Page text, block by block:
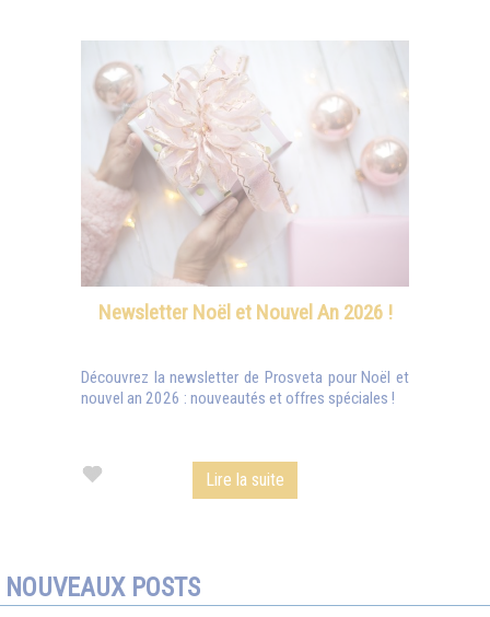
Newsletter Noël et Nouvel An 2026 !
Découvrez la newsletter de Prosveta pour Noël et
nouvel an 2026 : nouveautés et offres spéciales !
Lire la suite
NOUVEAUX POSTS